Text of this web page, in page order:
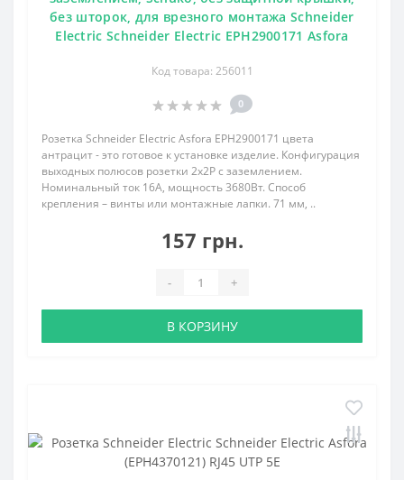
без шторок, для врезного монтажа Schneider
Electric Schneider Electric EPH2900171 Asfora
Код товара: 256011
0
Розетка Schneider Electric Asfora EPH2900171 цвета
антрацит - это готовое к установке изделие. Конфигурация
выходных полюсов розетки 2x2P с заземлением.
Номинальный ток 16А, мощность 3680Вт. Способ
крепления – винты или монтажные лапки. 71 мм, ..
157 грн.
- +
В КОРЗИНУ